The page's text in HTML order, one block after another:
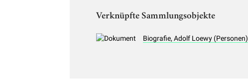
Verknüpfte Sammlungsobjekte
Biografie, Adolf Loewy (Personen)